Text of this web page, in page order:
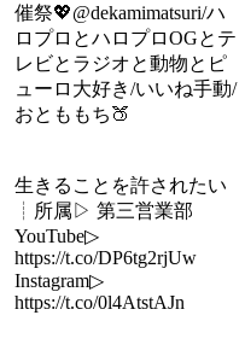
催祭💖@dekamimatsuri/ハ
ロプロとハロプロOGとテ
レビとラジオと動物とピ
ューロ大好き/いいね手動/
おとももち🍑
生きることを許されたい
┊所属▷ 第三営業部
YouTube▷
https://t.co/DP6tg2rjUw
Instagram▷
https://t.co/0l4AtstAJn